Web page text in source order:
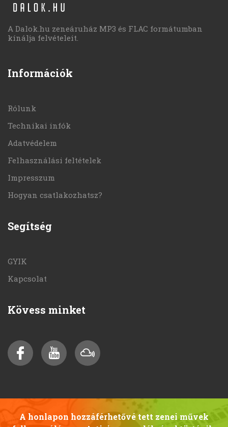
A Dalok.hu zeneáruház MP3 és FLAC formátumban
kínálja felvételeit.
Információk
Rólunk
Technikai infók
Adatvédelem
Felhasználási feltételek
Impresszum
Hogyan csatlakozhatsz?
Segítség
GYIK
Kapcsolat
Kövess minket
A honlapon hozzáférhetővé tett zenei művek